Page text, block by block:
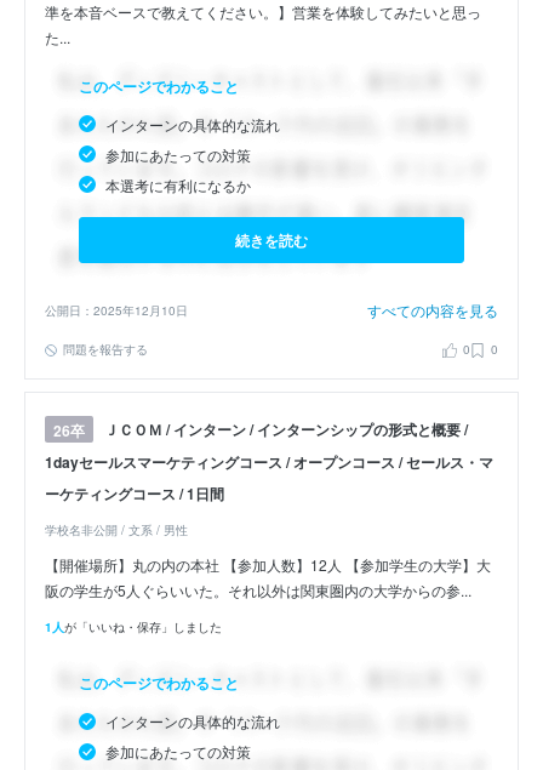
準を本音ベースで教えてください。】営業を体験してみたいと思っ
た...
このページでわかること
インターンの具体的な流れ
参加にあたっての対策
本選考に有利になるか
続きを読む
公開日：2025年12月10日 すべての内容を見る
問題を報告する 0 0
26卒
ＪＣＯＭ / インターン / インターンシップの形式と概要 /
1dayセールスマーケティングコース / オープンコース / セールス・マ
ーケティングコース / 1日間
学校名非公開 / 文系 / 男性
【開催場所】丸の内の本社 【参加人数】12人 【参加学生の大学】大
阪の学生が5人ぐらいいた。それ以外は関東圏内の大学からの参...
1人が「いいね・保存」しました
このページでわかること
インターンの具体的な流れ
参加にあたっての対策